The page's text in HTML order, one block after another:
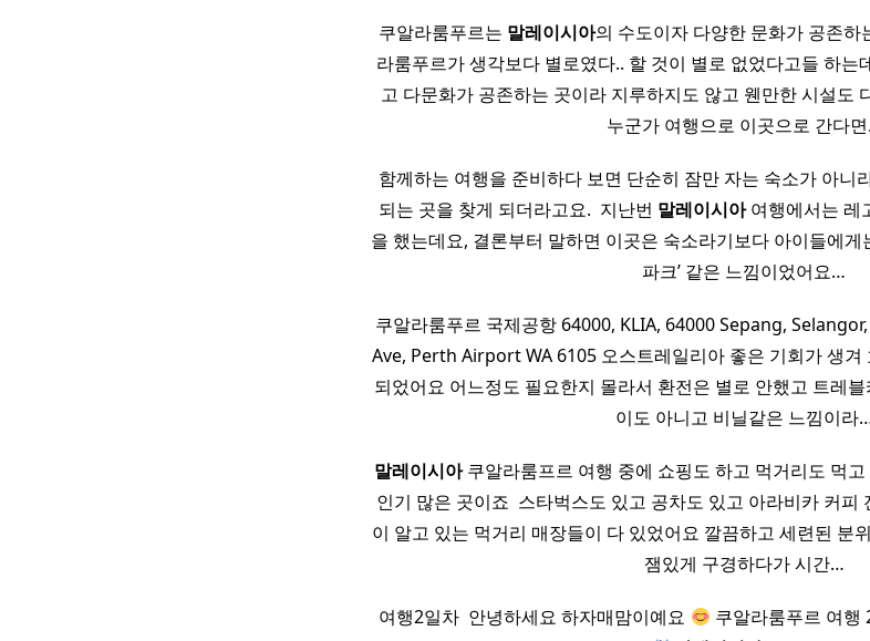
쿠알라룸푸르는 말레이시아의 수도이자 다양한 문화가 공존
라룸푸르가 생각보다 별로였다.. 할 것이 별로 없었다고들 하는
고 다문화가 공존하는 곳이라 지루하지도 않고 웬만한 시설도
누군가 여행으로 이곳으로 간다
함께하는 여행을 준비하다 보면 단순히 잠만 자는 숙소가 아니
되는 곳을 찾게 되더라고요. ​ 지난번 말레이시아여행에서는 레
을 했는데요, 결론부터 말하면 이곳은 숙소라기보다 아이들에게
파크’ 같은 느낌이었어요…
쿠알라룸푸르 국제공항 64000, KLIA, 64000 Sepang, Selangor,
Ave, Perth Airport WA 6105 오스트레일리아 좋은 기회가 생겨
되었어요 어느정도 필요한지 몰라서 환전은 별로 안했고 트레
이도 아니고 비닐같은 느낌이라
말레이시아쿠알라룸프르 여행 중에 쇼핑도 하고 먹거리도 먹
인기 많은 곳이죠 ​ 스타벅스도 있고 공차도 있고 아라비카 커피
이 알고 있는 먹거리 매장들이 다 있었어요 깔끔하고 세련된 분
잼있게 구경하다가 시간…
여행2일차 ​ 안녕하세요 하자매맘이예요 쿠알라룸푸르 여행